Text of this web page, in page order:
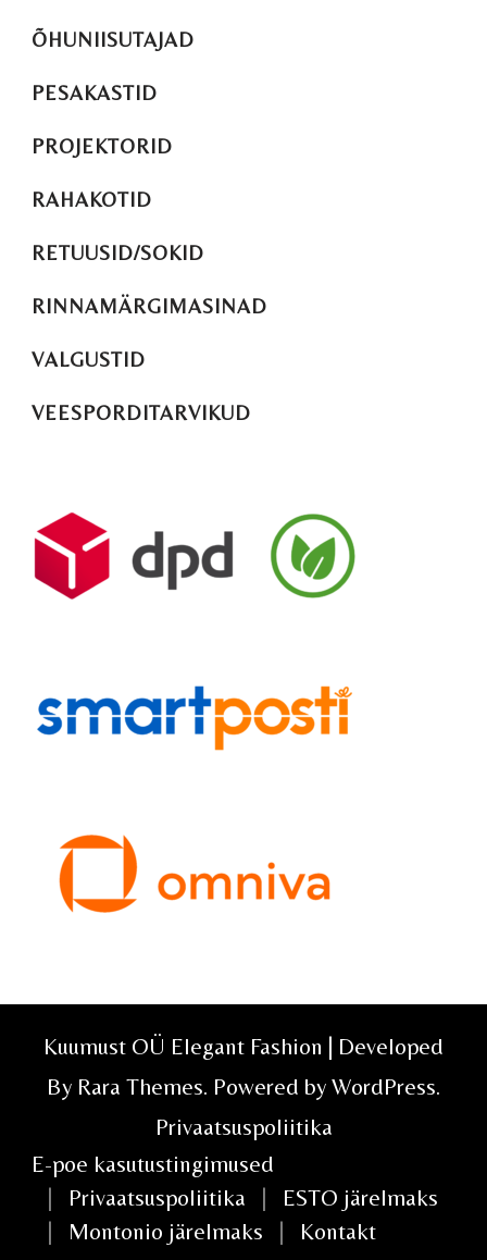
ÕHUNIISUTAJAD
PESAKASTID
PROJEKTORID
RAHAKOTID
RETUUSID/SOKID
RINNAMÄRGIMASINAD
VALGUSTID
VEESPORDITARVIKUD
Kuumust OÜ Elegant Fashion | Developed
By Rara Themes. Powered by WordPress.
Privaatsuspoliitika
E-poe kasutustingimused
Privaatsuspoliitika
ESTO järelmaks
Montonio järelmaks
Kontakt